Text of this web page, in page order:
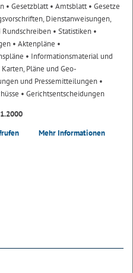
• Gesetzblatt• Amtsblatt• Gesetze
Dienstanweisungen,
• Statistiken •
• Aktenpläne •
• Informationsmaterial und
Karten, Pläne und Geo-
und Pressemitteilungen •
• Gerichtsentscheidungen
Mehr Informationen